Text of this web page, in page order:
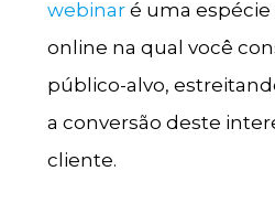
webinaré uma espécie
online na qual você
público-alvo,
a conversão deste
cliente.